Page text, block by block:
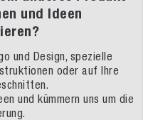
und Ideen
und Design, spezielle
oder auf Ihre
und kümmern uns um die